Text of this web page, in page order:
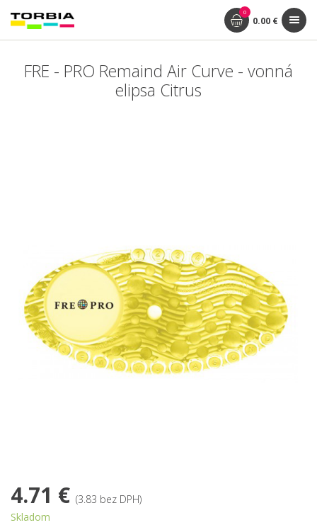
0
0.00 €
FRE - PRO Remaind Air Curve - vonná
elipsa Citrus
4.71 € (3.83 bez DPH)
Skladom